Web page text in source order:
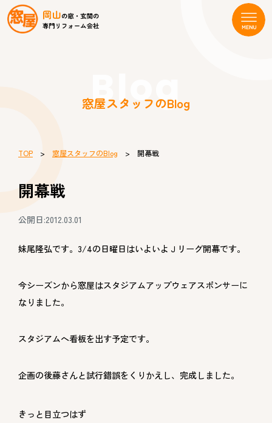
Blog
窓屋スタッフのBlog
TOP > 窓屋スタッフのBlog > 開幕戦
開幕戦
公開日:2012.03.01
妹尾隆弘です。3/4の日曜日はいよいよＪリーグ開幕です。
今シーズンから窓屋はスタジアムアップウェアスポンサーに
なりました。
スタジアムへ看板を出す予定です。
企画の後藤さんと試行錯誤をくりかえし、完成しました。
きっと目立つはず